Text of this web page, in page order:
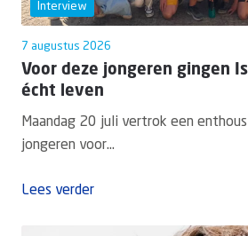
Interview
7 augustus 2026
Voor deze jongeren gingen
écht leven
Maandag 20 juli vertrok een
jongeren voor...
Lees verder